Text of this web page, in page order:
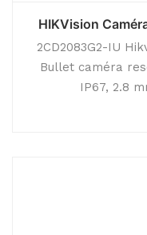
HIKVision
2CD2083G2-IU
Bullet caméra
IP67, 2.8